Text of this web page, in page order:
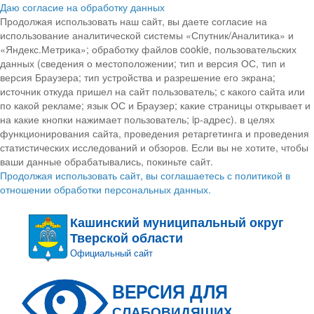
Даю согласие на обработку данных
Продолжая использовать наш сайт, вы даете согласие на
использование аналитической системы «Спутник/Аналитика» и
«Яндекс.Метрика»; обработку файлов cookie, пользовательских
данных (сведения о местоположении; тип и версия ОС, тип и
версия Браузера; тип устройства и разрешение его экрана;
источник откуда пришел на сайт пользователь; с какого сайта или
по какой рекламе; язык ОС и Браузер; какие страницы открывает и
на какие кнопки нажимает пользователь; ip-адрес). в целях
функционирования сайта, проведения ретаргетинга и проведения
статистических исследований и обзоров. Если вы не хотите, чтобы
ваши данные обрабатывались, покиньте сайт.
Продолжая использовать сайт, вы соглашаетесь с политикой в
отношении обработки персональных данных.